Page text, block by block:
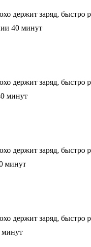
держит заряд, быстро
40 минут
держит заряд, быстро
минут
держит заряд, быстро
минут
держит заряд, быстро
минут